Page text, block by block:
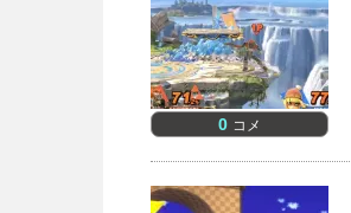
0 コメ